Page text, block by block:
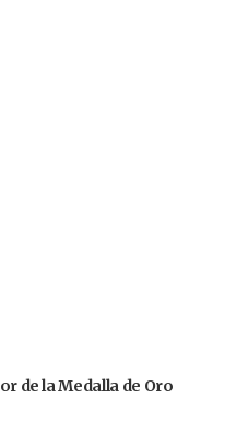
de la Medalla de Oro